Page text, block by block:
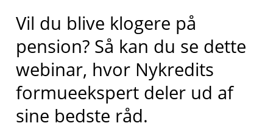
Vil du blive klogere på
pension? Så kan du se dette
webinar, hvor Nykredits
formueekspert deler ud af
sine bedste råd.